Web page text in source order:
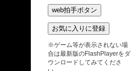
※ゲーム等が表示されない場
合は最新版のFlashPlayerをダ
ウンロードしてみてくださ